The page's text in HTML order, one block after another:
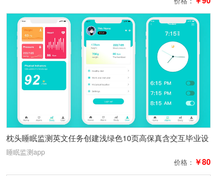
枕头睡眠监测英文任务创建浅绿色10页高保真含交互毕业设
计小案例
睡眠监测app
价格： ￥80